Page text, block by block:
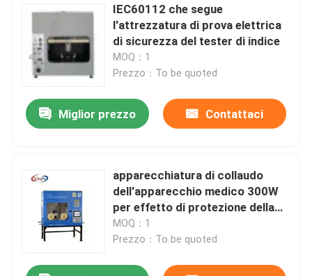
IEC60112 che segue
l'attrezzatura di prova elettrica
di sicurezza del tester di indice
MOQ：1
Prezzo：To be quoted
Miglior prezzo Contattaci
apparecchiatura di collaudo
dell'apparecchio medico 300W
per effetto di protezione della
particella
MOQ：1
Prezzo：To be quoted